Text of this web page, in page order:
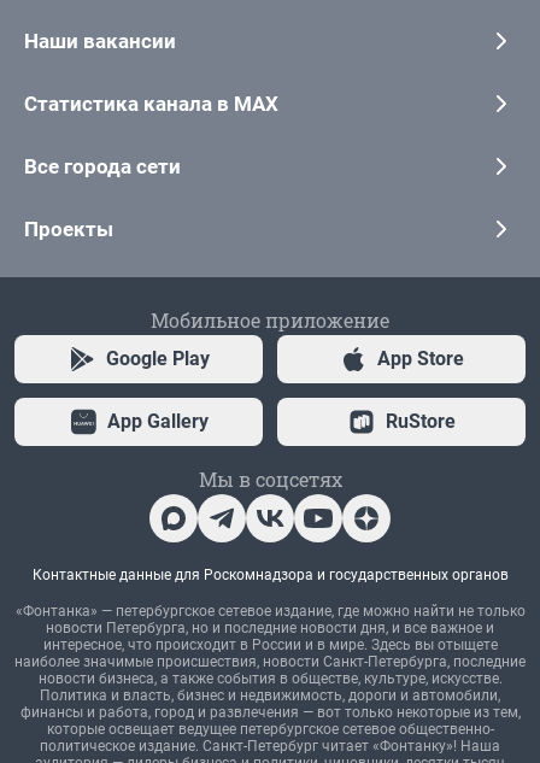
Наши вакансии
Статистика канала в MAX
Все города сети
Проекты
Мобильное приложение
Google Play App Store
App Gallery RuStore
Мы в соцсетях
Контактные данные для Роскомнадзора и государственных органов
«Фонтанка» — петербургское сетевое издание, где можно найти не только
новости Петербурга, но и последние новости дня, и все важное и
интересное, что происходит в России и в мире. Здесь вы отыщете
наиболее значимые происшествия, новости Санкт-Петербурга, последние
новости бизнеса, а также события в обществе, культуре, искусстве.
Политика и власть, бизнес и недвижимость, дороги и автомобили,
финансы и работа, город и развлечения — вот только некоторые из тем,
которые освещает ведущее петербургское сетевое общественно-
политическое издание. Санкт-Петербург читает «Фонтанку»! Наша